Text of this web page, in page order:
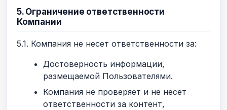
5. Ограничение ответственности
Компании
5.1. Компания не несет ответственности за:
Достоверность информации,
размещаемой Пользователями.
Компания не проверяет и не несет
ответственности за контент,